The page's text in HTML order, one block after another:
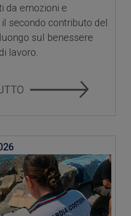
da emozioni e
secondo contributo del
sul benessere
lavoro.